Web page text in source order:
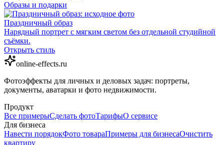
Образы и подарки
Праздничный образ
Нарядный портрет с мягким светом без отдельной студийной
съёмки.
Открыть стиль
online-effects.ru
Фотоэффекты для личных и деловых задач: портреты,
документы, аватарки и фото недвижимости.
Продукт
Все примерыСделать фотоТарифыО сервисе
Для бизнеса
Навести порядокФото товараПримеры для бизнесаОчистить
квартиру